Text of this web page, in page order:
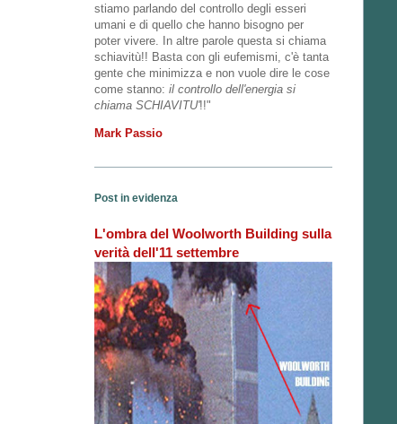
stiamo parlando del controllo degli esseri
umani e di quello che hanno bisogno per
poter vivere. In altre parole questa si chiama
schiavitù!! Basta con gli eufemismi, c'è tanta
gente che minimizza e non vuole dire le cose
come stanno: il controllo dell'energia si
chiama SCHIAVITU'!!"
Mark Passio
Post in evidenza
L'ombra del Woolworth Building sulla
verità dell'11 settembre